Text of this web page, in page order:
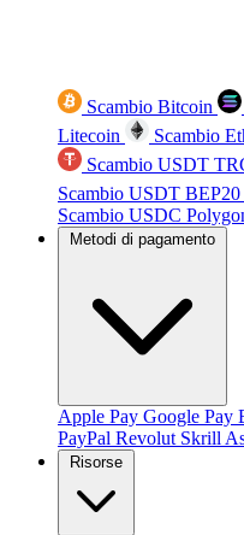
Scambio Bitcoin
Litecoin
Scambio
Scambio USDT
Scambio USDT BEP20
Scambio USDC
Metodi di pagamento
Apple Pay Google Pay
PayPal Revolut Skrill
Risorse